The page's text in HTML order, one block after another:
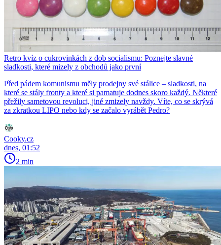
Retro kvíz o cukrovinkách z dob socialismu: Poznejte slavné
sladkosti, které mizely z obchodů jako první
Před pádem komunismu měly prodejny své stálice – sladkosti, na
které se stály fronty a které si pamatuje dodnes skoro každý. Některé
přežily sametovou revoluci, jiné zmizely navždy. Víte, co se skrývá
za zkratkou LIPO nebo kdy se začalo vyrábět Pedro?
Cooky.cz
dnes, 01:52
2 min